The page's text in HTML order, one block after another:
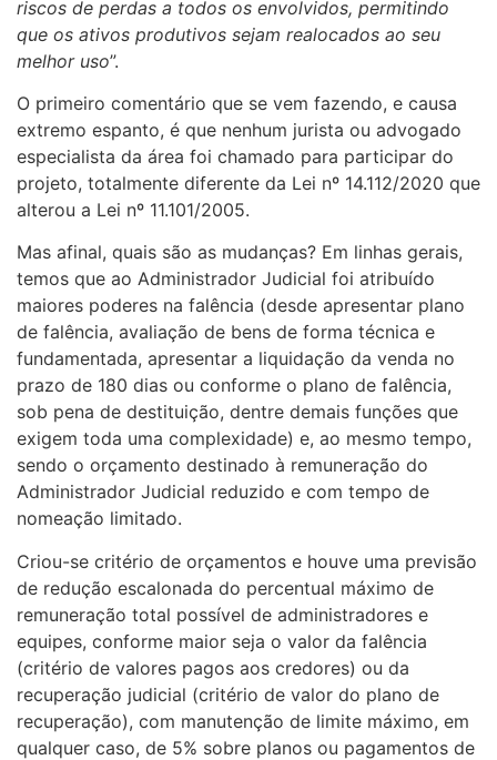
riscos de perdas a todos os envolvidos, permitindo
que os ativos produtivos sejam realocados ao seu
melhor uso”.
O primeiro comentário que se vem fazendo, e causa
extremo espanto, é que nenhum jurista ou advogado
especialista da área foi chamado para participar do
projeto, totalmente diferente da Lei nº 14.112/2020 que
alterou a Lei nº 11.101/2005.
Mas afinal, quais são as mudanças? Em linhas gerais,
temos que ao Administrador Judicial foi atribuído
maiores poderes na falência (desde apresentar plano
de falência, avaliação de bens de forma técnica e
fundamentada, apresentar a liquidação da venda no
prazo de 180 dias ou conforme o plano de falência,
sob pena de destituição, dentre demais funções que
exigem toda uma complexidade) e, ao mesmo tempo,
sendo o orçamento destinado à remuneração do
Administrador Judicial reduzido e com tempo de
nomeação limitado.
Criou-se critério de orçamentos e houve uma previsão
de redução escalonada do percentual máximo de
remuneração total possível de administradores e
equipes, conforme maior seja o valor da falência
(critério de valores pagos aos credores) ou da
recuperação judicial (critério de valor do plano de
recuperação), com manutenção de limite máximo, em
qualquer caso, de 5% sobre planos ou pagamentos de